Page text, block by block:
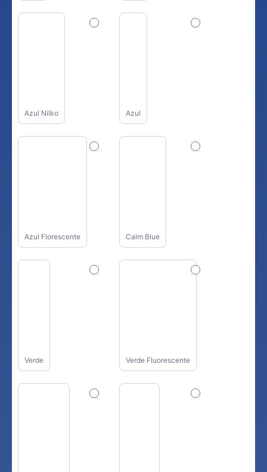
Azul Nilko Azul
Azul Florescente Calm Blue
Verde Verde Fluorescente